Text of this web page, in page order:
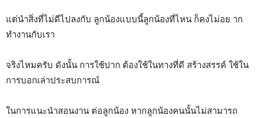
แต่นำสิ่งที่ไม่ดีไปลงกับ ลูกน้องแบบนี้ลูกน้องที่ไหน ก็คงไม่อย าก
ทำงานกับเรา
จริงไหมครับ ดังนั้น การใช้ปาก ต้องใช้ในทางที่ดี สร้างสรรค์ ใช้ใน
การบอกเล่าประสบการณ์
ในการแนะนำสอนงาน ต่อลูกน้อง หากลูกน้องคนนั้นไม่สามารถ